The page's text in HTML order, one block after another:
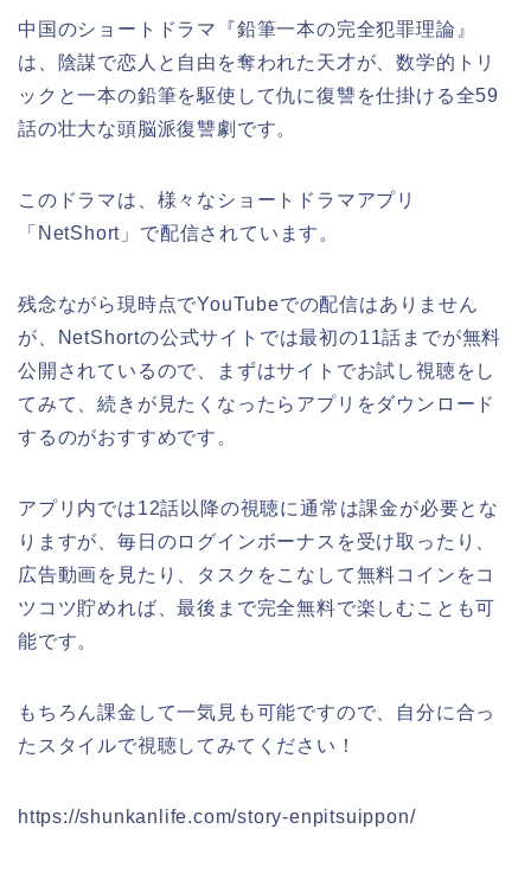
中国のショートドラマ『鉛筆一本の完全犯罪理論』
は、陰謀で恋人と自由を奪われた天才が、数学的トリ
ックと一本の鉛筆を駆使して仇に復讐を仕掛ける全59
話の壮大な頭脳派復讐劇です。
このドラマは、様々なショートドラマアプリ
「NetShort」で配信されています。
残念ながら現時点でYouTubeでの配信はありません
が、NetShortの公式サイトでは最初の11話までが無料
公開されているので、まずはサイトでお試し視聴をし
てみて、続きが見たくなったらアプリをダウンロード
するのがおすすめです。
アプリ内では12話以降の視聴に通常は課金が必要とな
りますが、毎日のログインボーナスを受け取ったり、
広告動画を見たり、タスクをこなして無料コインをコ
ツコツ貯めれば、最後まで完全無料で楽しむことも可
能です。
もちろん課金して一気見も可能ですので、自分に合っ
たスタイルで視聴してみてください！
https://shunkanlife.com/story-enpitsuippon/